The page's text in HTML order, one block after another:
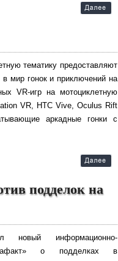
тематику предоставляют
в мир гонок и приключений на
VR-игр на мотоциклетную
VR, HTC Vive, Oculus Rift
аркадные гонки с
подделок на
новый информационно-
о подделках в